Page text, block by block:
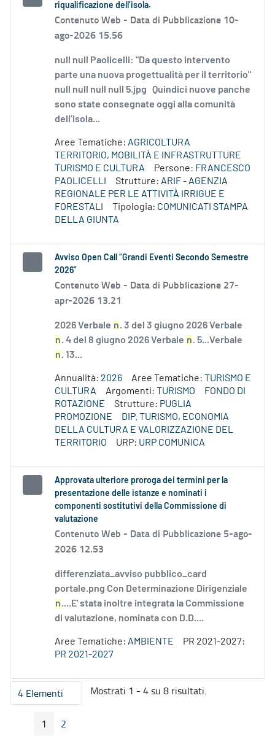
riqualificazione dell’isola.
Contenuto Web - Data di Pubblicazione 10-
ago-2026 15.56
null null Paolicelli: "Da questo intervento
parte una nuova progettualità per il territorio"
null null null null 5.jpg Quindici nuove panche
sono state consegnate oggi alla comunità
dell’Isola...
Aree Tematiche: AGRICOLTURA
TERRITORIO, MOBILITÀ E INFRASTRUTTURE
TURISMO E CULTURA
Persone: FRANCESCO
PAOLICELLI
Strutture: ARIF - AGENZIA
REGIONALE PER LE ATTIVITÀ IRRIGUE E
FORESTALI
Tipologia: COMUNICATI STAMPA
DELLA GIUNTA
Avviso Open Call “Grandi Eventi Secondo Semestre
2026”
Contenuto Web - Data di Pubblicazione 27-
apr-2026 13.21
2026 Verbale n. 3 del 3 giugno 2026 Verbale
n. 4 del 8 giugno 2026 Verbale n. 5...Verbale
n. 13...
Annualità: 2026 Aree Tematiche: TURISMO E
CULTURA
Argomenti: TURISMO
FONDO DI
ROTAZIONE
Strutture: PUGLIA
PROMOZIONE
DIP. TURISMO, ECONOMIA
DELLA CULTURA E VALORIZZAZIONE DEL
TERRITORIO
URP: URP COMUNICA
Approvata ulteriore proroga dei termini per la
presentazione delle istanze e nominati i
componenti sostitutivi della Commissione di
valutazione
Contenuto Web - Data di Pubblicazione 5-ago-
2026 12.53
differenziata_avviso pubblico_card
portale.png Con Determinazione Dirigenziale
n....E' stata inoltre integrata la Commissione
di valutazione, nominata con D.D....
Aree Tematiche: AMBIENTE
PR 2021-2027:
PR 2021-2027
4 ElementiPer pagina
Mostrati 1 - 4 su 8 risultati.
Pagina Precedente
Pagina
1 Pagina
2